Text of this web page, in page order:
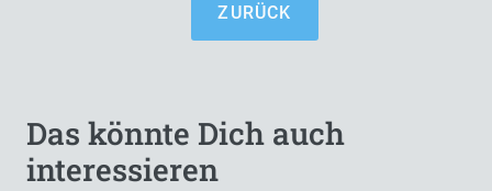
ZURÜCK
Das könnte Dich auch
interessieren